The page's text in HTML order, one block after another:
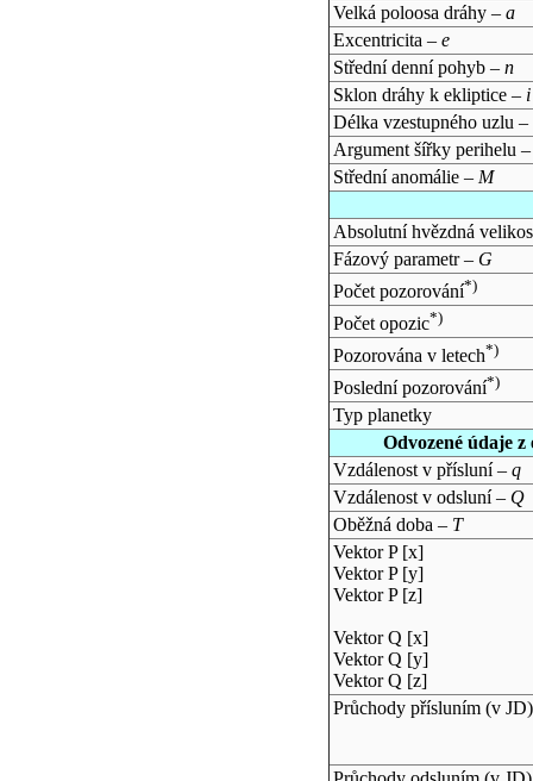
Velká poloosa dráhy – a
Excentricita – e
Střední denní pohyb – n
Sklon dráhy k ekliptice – i
Délka vzestupného uzlu –
Argument šířky perihelu
Střední anomálie – M
Absolutní hvězdná
Fázový parametr – G
Počet pozorování*)
Počet opozic*)
Pozorována v letech*)
Poslední pozorování*)
Typ planetky
Odvozené údaje
Vzdálenost v přísluní – q
Vzdálenost v odsluní – Q
Oběžná doba – T
Vektor P [x]
Vektor P [y]
Vektor P [z]
Vektor Q [x]
Vektor Q [y]
Vektor Q [z]
Průchody přísluním (v JD)